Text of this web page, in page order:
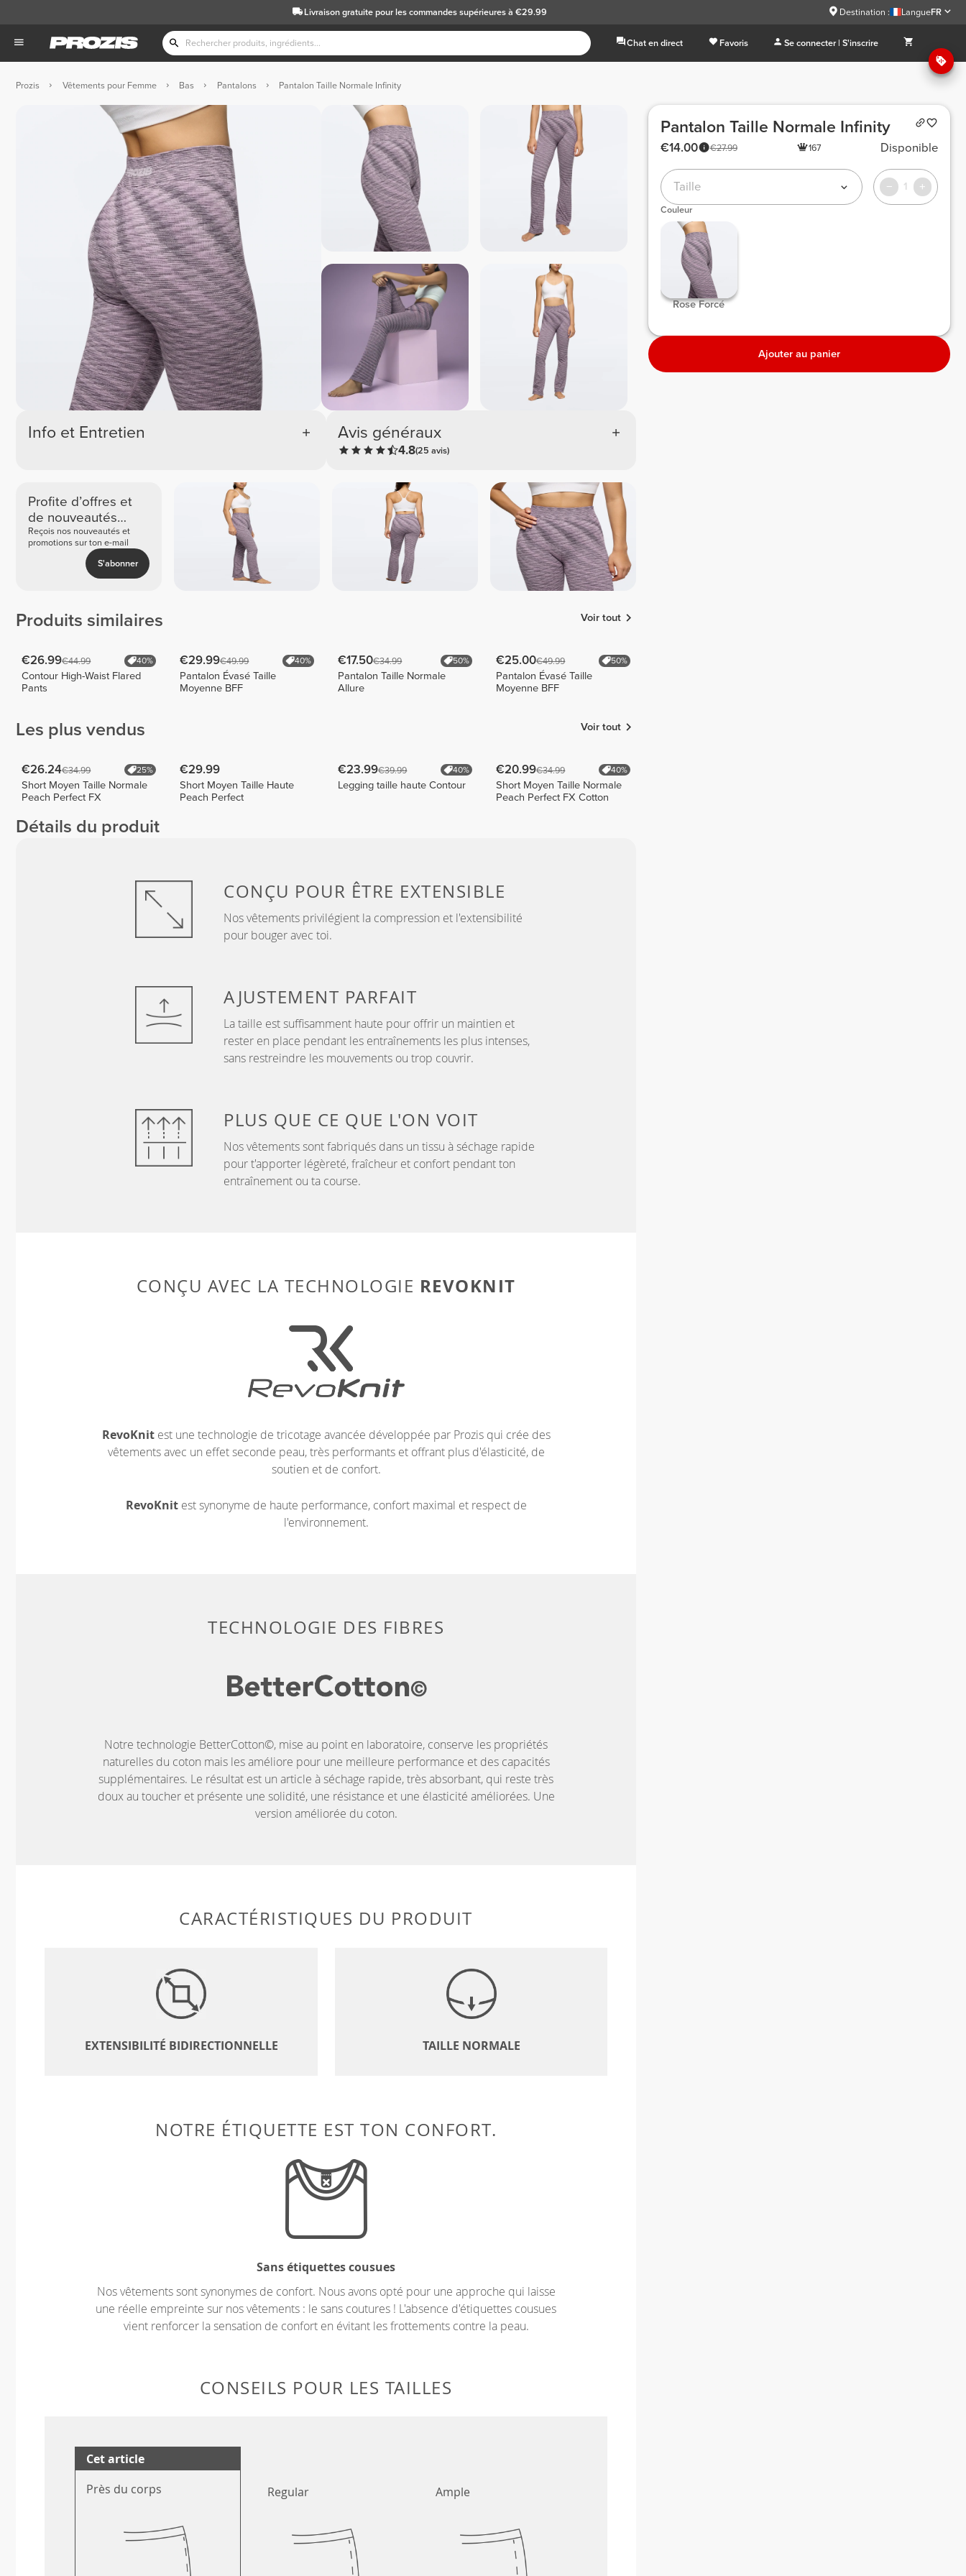
Livraison gratuitepour les commandes supérieures à €29.99 Destination : LangueFR
Chat en direct Favoris Se connecter | S'inscrire
Prozis Vêtements pour Femme Bas Pantalons Pantalon Taille Normale Infinity
Info et Entretien Avis généraux
4.8(25 avis)
Profite d’offres et
de nouveautés
exclusives
Reçois nos nouveautés et
promotions sur ton e-mail
S'abonner
Produits similaires Voir tout
€26.99€44.99 40%
Contour High-Waist Flared
Pants
€29.99€49.99 40%
Pantalon Évasé Taille
Moyenne BFF
€17.50€34.99 50%
Pantalon Taille Normale
Allure
€25.00€49.99 50%
Pantalon Évasé Taille
Moyenne BFF
Les plus vendus Voir tout
€26.24€34.99 25%
Short Moyen Taille Normale
Peach Perfect FX
€29.99
Short Moyen Taille Haute
Peach Perfect
€23.99€39.99 40%
Legging taille haute Contour
€20.99€34.99 40%
Short Moyen Taille Normale
Peach Perfect FX Cotton
Détails du produit
CONÇU POUR ÊTRE EXTENSIBLE
Nos vêtements privilégient la compression et l'extensibilité
pour bouger avec toi.
AJUSTEMENT PARFAIT
La taille est suffisamment haute pour offrir un maintien et
rester en place pendant les entraînements les plus intenses,
sans restreindre les mouvements ou trop couvrir.
PLUS QUE CE QUE L'ON VOIT
Nos vêtements sont fabriqués dans un tissu à séchage rapide
pour t'apporter légèreté, fraîcheur et confort pendant ton
entraînement ou ta course.
CONÇU AVEC LA TECHNOLOGIE REVOKNIT
RevoKnitest une technologie de tricotage avancée développée par Prozis qui crée des
vêtements avec un effet seconde peau, très performants et offrant plus d'élasticité, de
soutien et de confort.
RevoKnitest synonyme de haute performance, confort maximal et respect de
l'environnement.
TECHNOLOGIE DES FIBRES
Notre technologie BetterCotton©, mise au point en laboratoire, conserve les propriétés
naturelles du coton mais les améliore pour une meilleure performance et des capacités
supplémentaires. Le résultat est un article à séchage rapide, très absorbant, qui reste très
doux au toucher et présente une solidité, une résistance et une élasticité améliorées. Une
version améliorée du coton.
CARACTÉRISTIQUES DU PRODUIT
EXTENSIBILITÉ BIDIRECTIONNELLE TAILLE NORMALE
NOTRE ÉTIQUETTE EST TON CONFORT.
Sans étiquettes cousues
Nos vêtements sont synonymes de confort. Nous avons opté pour une approche qui laisse
une réelle empreinte sur nos vêtements : le sans coutures ! L'absence d'étiquettes cousues
vient renforcer la sensation de confort en évitant les frottements contre la peau.
CONSEILS POUR LES TAILLES
Cet article
Près du corps
Regular Ample
Pantalon Taille Normale Infinity
€27.99
€14.00 167 Disponible
Taille 1
Couleur
Rose Forcé
Ajouter au panier